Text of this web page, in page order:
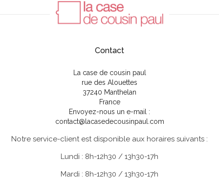
Contact
La case de cousin paul
rue des Alouettes
37240 Manthelan
France
Envoyez-nous un e-mail :
contact@lacasedecousinpaul.com
Notre service-client est disponible aux horaires suivants :
Lundi : 8h-12h30 / 13h30-17h
Mardi : 8h-12h30 / 13h30-17h